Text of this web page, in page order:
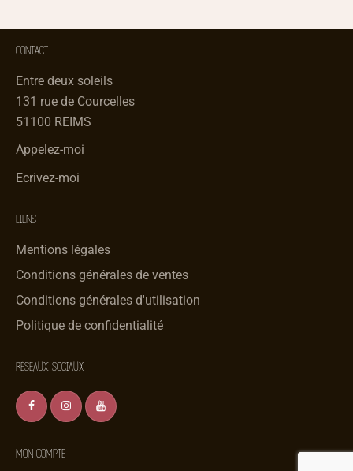
CONTACT
Entre deux soleils
131 rue de Courcelles
51100 REIMS
Appelez-moi
Ecrivez-moi
LIENS
Mentions légales
Conditions générales de ventes
Conditions générales d'utilisation
Politique de confidentialité
RÉSEAUX SOCIAUX
MON COMPTE